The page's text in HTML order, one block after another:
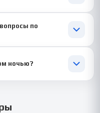
дело.
по
ночью?